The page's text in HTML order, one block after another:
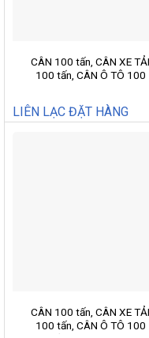
CÂN 100 tấn, CÂN XE TẢI
100 tấn, CÂN Ô TÔ 100
LIÊN LẠC ĐẶT HÀNG
CÂN 100 tấn, CÂN XE TẢI
100 tấn, CÂN Ô TÔ 100